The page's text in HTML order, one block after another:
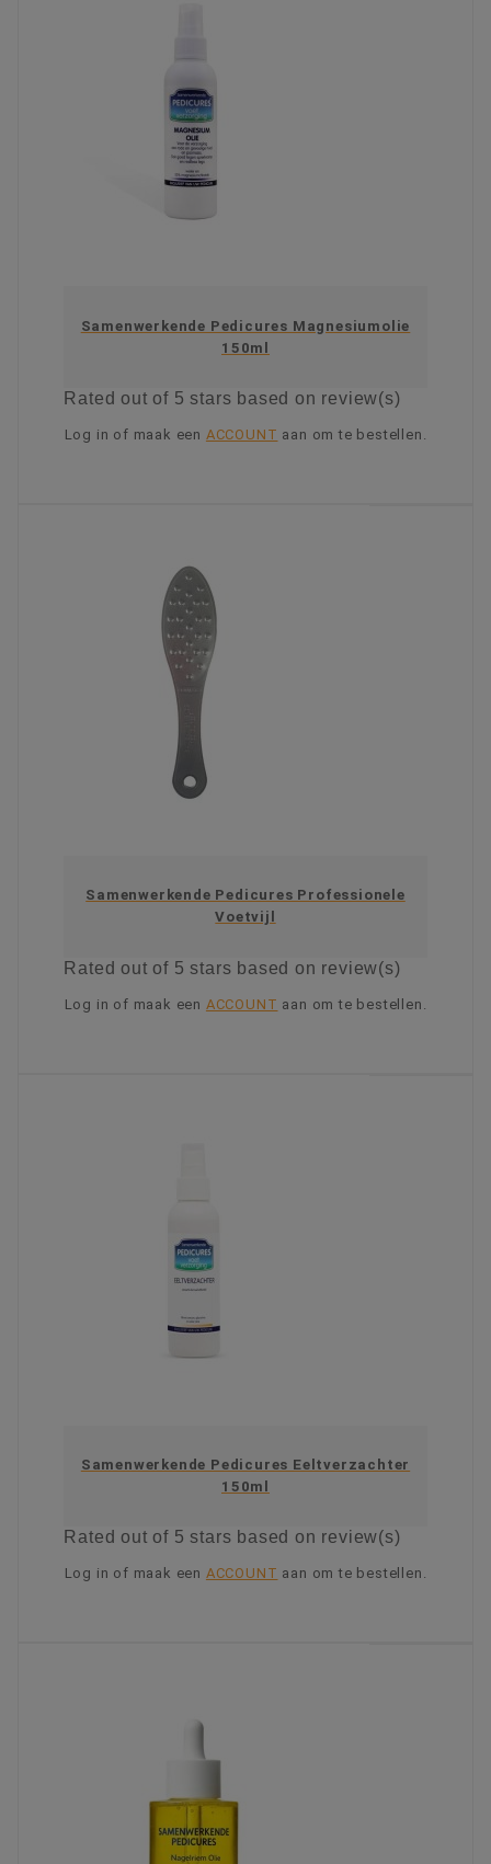
Samenwerkende Pedicures Magnesiumolie
150ml
Ratedout of 5 stars based on review(s)
Log in of maak een ACCOUNT aan om te bestellen.
Samenwerkende Pedicures Professionele
Voetvijl
Ratedout of 5 stars based on review(s)
Log in of maak een ACCOUNT aan om te bestellen.
Samenwerkende Pedicures Eeltverzachter
150ml
Ratedout of 5 stars based on review(s)
Log in of maak een ACCOUNT aan om te bestellen.